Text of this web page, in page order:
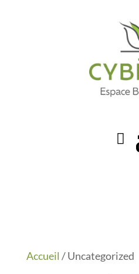
Accueil / Uncategorized